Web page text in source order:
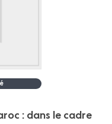
: dans le cadre